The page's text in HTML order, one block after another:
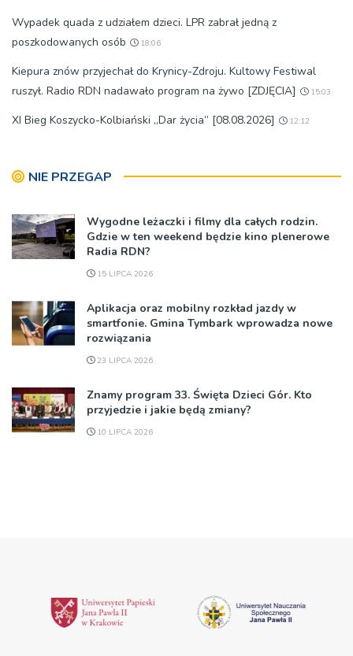
Wypadek quada z udziałem dzieci. LPR zabrał jedną z
poszkodowanych osób
18:06
Kiepura znów przyjechał do Krynicy-Zdroju. Kultowy Festiwal
ruszył. Radio RDN nadawało program na żywo [ZDJĘCIA]
15:03
XI Bieg Koszycko-Kolbiański „Dar życia” [08.08.2026] 12:12
NIE PRZEGAP
Wygodne leżaczki i filmy dla całych rodzin.
Gdzie w ten weekend będzie kino plenerowe
Radia RDN?
15 LIPCA 2026
Aplikacja oraz mobilny rozkład jazdy w
smartfonie. Gmina Tymbark wprowadza nowe
rozwiązania
23 LIPCA 2026
Znamy program 33. Święta Dzieci Gór. Kto
przyjedzie i jakie będą zmiany?
10 LIPCA 2026